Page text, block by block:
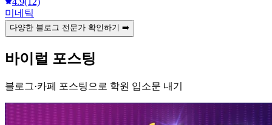
미네틱
다양한 블로그 전문가 확인하기 ➡️
바이럴 포스팅
블로그·카페 포스팅으로 학원 입소문 내기